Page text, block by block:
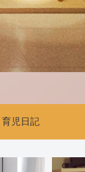
育児日記